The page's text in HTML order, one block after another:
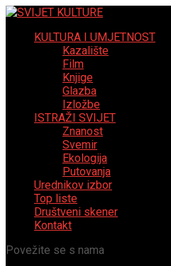
KULTURA I UMJETNOST
Kazalište
Film
Knjige
Glazba
Izložbe
ISTRAŽI SVIJET
Znanost
Svemir
Ekologija
Putovanja
Urednikov izbor
Top liste
Društveni skener
Kontakt
Povežite se s nama